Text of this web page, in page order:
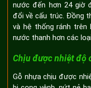
nước đến hơn 24 giờ
đổi về cấu trúc. Đồng
và hệ thống ránh trên
nước thanh hơn các
Chịu được nhiệt độ
Gỗ nhựa chịu được